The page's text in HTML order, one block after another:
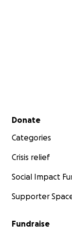
Secondary menu
Donate
Categories
Crisis relief
Social Impact
Supporter
Fundraise